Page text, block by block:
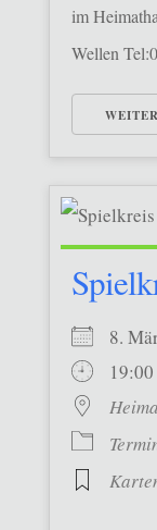
im
Wellen
8.